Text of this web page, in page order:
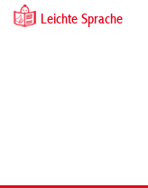
Leichte Sprache